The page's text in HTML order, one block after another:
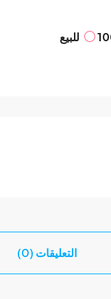
للبيع
التعليقات (0)